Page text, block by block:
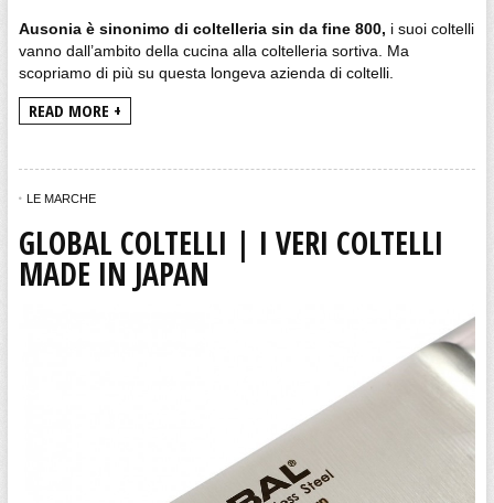
Ausonia è sinonimo di coltelleria sin da fine 800, i suoi coltelli
vanno dall’ambito della cucina alla coltelleria sortiva. Ma
scopriamo di più su questa longeva azienda di coltelli.
READ MORE +
LE MARCHE
GLOBAL COLTELLI | I VERI COLTELLI
MADE IN JAPAN